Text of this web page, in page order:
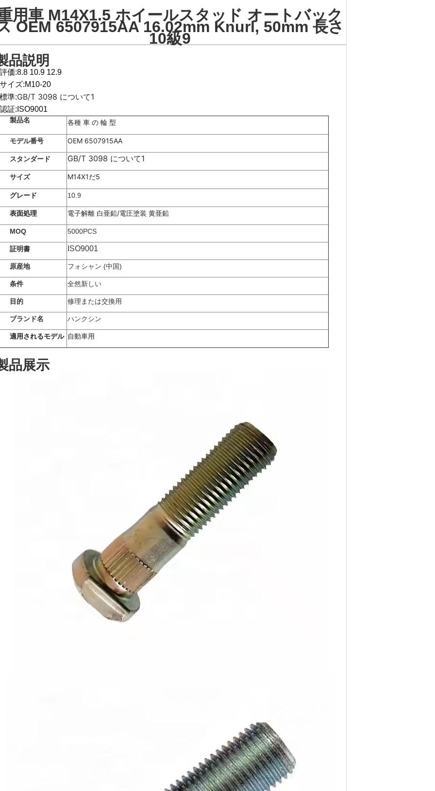
用車 M14X1.5 ホイールスタッド オートバック
OEM 6507915AA 16.02mm Knurl, 50mm 長さ
10級9
品説明
価:8.8 10.9 12.9
イズ:M10-20
準:GB/T 3098 について1
証:ISO9001
製品名 各種 車 の 輪 型
モデル番号 OEM 6507915AA
スタンダード GB/T 3098 について1
サイズ M14X1だ5
グレード 10.9
表面処理 電子解離 白亜鉛/電圧塗装 黄亜鉛
MOQ 5000PCS
証明書 ISO9001
原産地 フォシャン (中国)
条件 全然新しい
目的 修理または交換用
ブランド名 ハンクシン
適用されるモデル 自動車用
品展示